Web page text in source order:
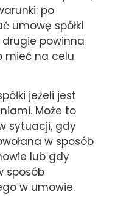
po
umowę spółki
powinna
mieć na celu
jeżeli jest
Może to
sytuacji, gdy
w sposób
lub gdy
sposób
w umowie.